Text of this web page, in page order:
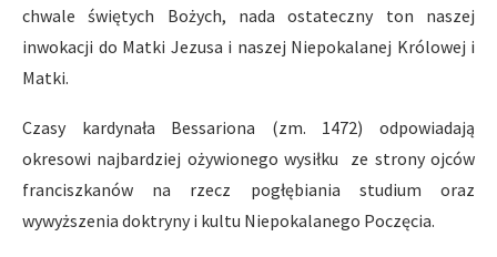
chwale świętych Bożych, nada ostateczny ton naszej
inwokacji do Matki Jezusa i naszej Niepokalanej Królowej i
Matki.
Czasy kardynała Bessariona (zm. 1472) odpowiadają
okresowi najbardziej ożywionego wysiłku ze strony ojców
franciszkanów na rzecz pogłębiania studium oraz
wywyższenia doktryny i kultu Niepokalanego Poczęcia.